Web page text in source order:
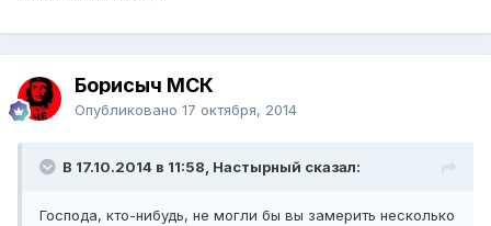
Борисыч МСК
Опубликовано 17 октября, 2014
В 17.10.2014 в 11:58, Настырный сказал:
Господа, кто-нибудь, не могли бы вы замерить несколько